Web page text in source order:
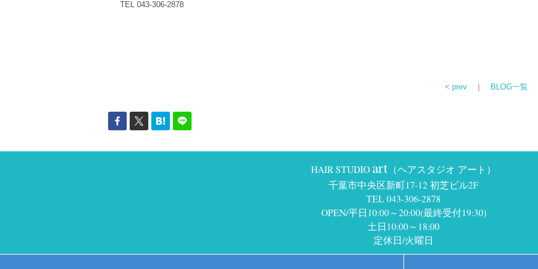
TEL 043-306-2878
< prev ｜ BLOG一覧
HAIR STUDIO art （ヘアスタジオ アート）
千葉市中央区新町17-12 初芝ビル2F
TEL 043-306-2878
OPEN/平日10:00～20:00(最終受付19:30)
土日10:00～18:00
定休日/火曜日